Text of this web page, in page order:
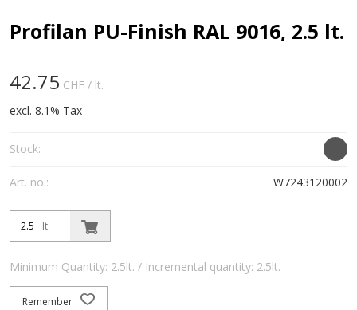
Profilan PU-Finish RAL 9016, 2.5 lt.
42.75 CHF / lt.
excl. 8.1% Tax
Stock:
Art. no.: W7243120002
lt.
Minimum Quantity: 2.5lt. / Incremental quantity: 2.5lt.
Remember